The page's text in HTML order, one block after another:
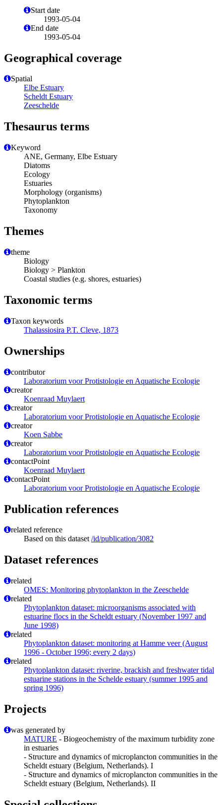
Start date
1993-05-04
End date
1993-05-04
Geographical coverage
Spatial
Elbe Estuary
Scheldt Estuary
Zeeschelde
Thesaurus terms
Keyword
ANE, Germany, Elbe Estuary
Diatoms
Ecology
Estuaries
Morphology (organisms)
Phytoplankton
Taxonomy
Themes
theme
Biology
Biology > Plankton
Coastal studies (e.g. shores, estuaries)
Taxonomic terms
Taxon keywords
Thalassiosira P.T. Cleve, 1873
Ownerships
contributor
Laboratorium voor Protistologie en Aquatische Ecologie
creator
Koenraad Muylaert
creator
Laboratorium voor Protistologie en Aquatische Ecologie
creator
Koen Sabbe
creator
Laboratorium voor Protistologie en Aquatische Ecologie
contactPoint
Koenraad Muylaert
contactPoint
Laboratorium voor Protistologie en Aquatische Ecologie
Publication references
related reference
Based on this dataset/id/publication/3082
Dataset references
related
OMES: Monitoring phytoplankton in the Zeeschelde
related
Phytoplankton dataset: microorganisms associated with
estuarine flocs in the Scheldt estuary (November 1997 and
June 1998)
related
Phytoplankton dataset: monitoring at Hamme veer (August
1996 - October 1996; every 2 days)
related
Phytoplankton dataset: riverine, brackish and freshwater tidal
estuarine stations in the Schelde estuary (summer 1995 and
spring 1996)
Projects
was generated by
MATURE - Biogeochemistry of the maximum turbidity zone
in estuaries
- Structure and dynamics of microplancton communities in the
Scheldt estuary (Belgium, Netherlands). I
- Structure and dynamics of microplancton communities in the
Scheldt estuary (Belgium, Netherlands). II